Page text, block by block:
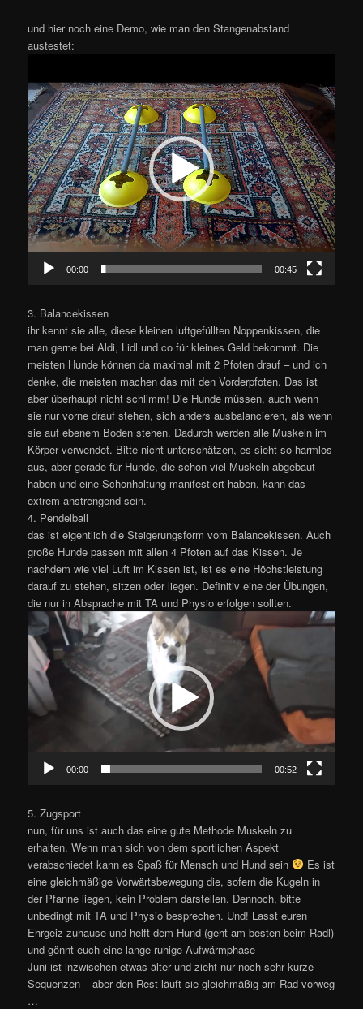
und hier noch eine Demo, wie man den Stangenabstand
austestet:
Player
00:00 00:45
3. Balancekissen
ihr kennt sie alle, diese kleinen luftgefüllten Noppenkissen, die
man gerne bei Aldi, Lidl und co für kleines Geld bekommt. Die
meisten Hunde können da maximal mit 2 Pfoten drauf – und ich
denke, die meisten machen das mit den Vorderpfoten. Das ist
aber überhaupt nicht schlimm! Die Hunde müssen, auch wenn
sie nur vorne drauf stehen, sich anders ausbalancieren, als wenn
sie auf ebenem Boden stehen. Dadurch werden alle Muskeln im
Körper verwendet. Bitte nicht unterschätzen, es sieht so harmlos
aus, aber gerade für Hunde, die schon viel Muskeln abgebaut
haben und eine Schonhaltung manifestiert haben, kann das
extrem anstrengend sein.
4. Pendelball
das ist eigentlich die Steigerungsform vom Balancekissen. Auch
große Hunde passen mit allen 4 Pfoten auf das Kissen. Je
nachdem wie viel Luft im Kissen ist, ist es eine Höchstleistung
darauf zu stehen, sitzen oder liegen. Definitiv eine der Übungen,
die nur in Absprache mit TA und Physio erfolgen sollten.
Video-
Player
00:00 00:52
5. Zugsport
nun, für uns ist auch das eine gute Methode Muskeln zu
erhalten. Wenn man sich von dem sportlichen Aspekt
verabschiedet kann es Spaß für Mensch und Hund sein
Es ist
eine gleichmäßige Vorwärtsbewegung die, sofern die Kugeln in
der Pfanne liegen, kein Problem darstellen. Dennoch, bitte
unbedingt mit TA und Physio besprechen. Und! Lasst euren
Ehrgeiz zuhause und helft dem Hund (geht am besten beim Radl)
und gönnt euch eine lange ruhige Aufwärmphase
Juni ist inzwischen etwas älter und zieht nur noch sehr kurze
Sequenzen – aber den Rest läuft sie gleichmäßig am Rad vorweg
…